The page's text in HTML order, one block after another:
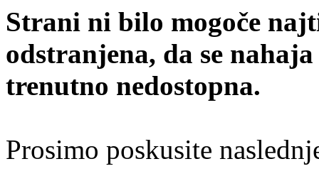
Strani ni bilo mogoče
odstranjena, da se
trenutno nedostopna.
Prosimo poskusite